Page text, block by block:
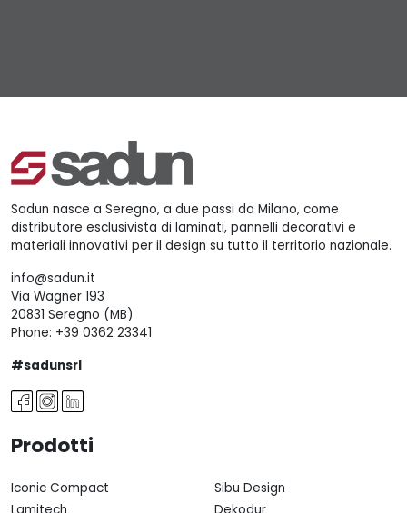
Sadun nasce a Seregno, a due passi da Milano, come
distributore esclusivista di laminati, pannelli decorativi e
materiali innovativi per il design su tutto il territorio nazionale.
info@sadun.it
Via Wagner 193
20831 Seregno (MB)
Phone: +39 0362 23341
#sadunsrl
Prodotti
Iconic Compact
Sibu Design
Lamitech
Dekodur